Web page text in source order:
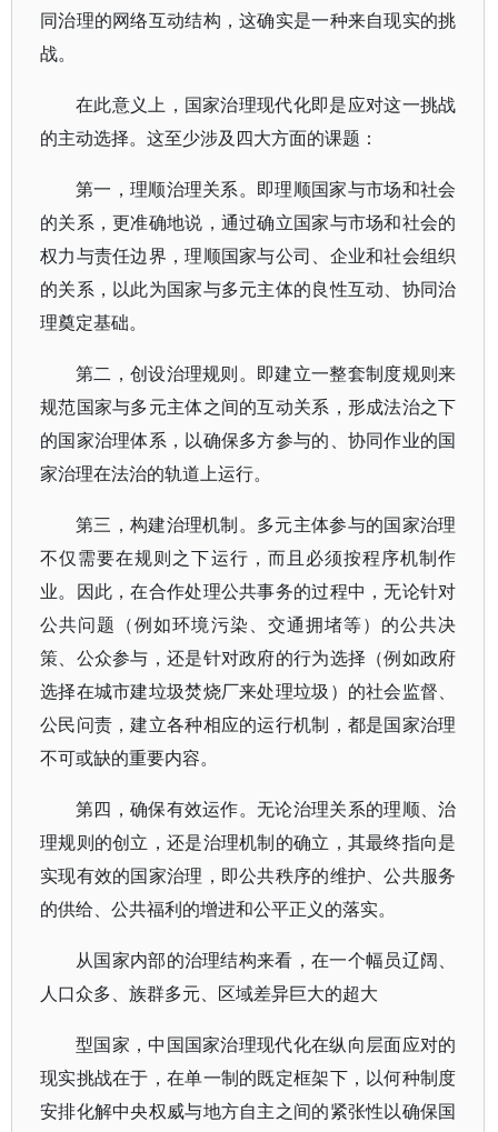
同治理的网络互动结构，这确实是一种来自现实的挑
战。
在此意义上，国家治理现代化即是应对这一挑战
的主动选择。这至少涉及四大方面的课题：
第一，理顺治理关系。即理顺国家与市场和社会
的关系，更准确地说，通过确立国家与市场和社会的
权力与责任边界，理顺国家与公司、企业和社会组织
的关系，以此为国家与多元主体的良性互动、协同治
理奠定基础。
第二，创设治理规则。即建立一整套制度规则来
规范国家与多元主体之间的互动关系，形成法治之下
的国家治理体系，以确保多方参与的、协同作业的国
家治理在法治的轨道上运行。
第三，构建治理机制。多元主体参与的国家治理
不仅需要在规则之下运行，而且必须按程序机制作
业。因此，在合作处理公共事务的过程中，无论针对
公共问题（例如环境污染、交通拥堵等）的公共决
策、公众参与，还是针对政府的行为选择（例如政府
选择在城市建垃圾焚烧厂来处理垃圾）的社会监督、
公民问责，建立各种相应的运行机制，都是国家治理
不可或缺的重要内容。
第四，确保有效运作。无论治理关系的理顺、治
理规则的创立，还是治理机制的确立，其最终指向是
实现有效的国家治理，即公共秩序的维护、公共服务
的供给、公共福利的增进和公平正义的落实。
从国家内部的治理结构来看，在一个幅员辽阔、
人口众多、族群多元、区域差异巨大的超大
型国家，中国国家治理现代化在纵向层面应对的
现实挑战在于，在单一制的既定框架下，以何种制度
安排化解中央权威与地方自主之间的紧张性以确保国